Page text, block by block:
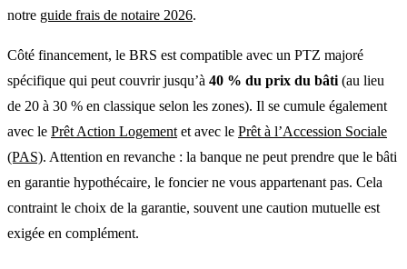
notre guide frais de notaire 2026.
Côté financement, le BRS est compatible avec un PTZ majoré
spécifique qui peut couvrir jusqu’à 40 % du prix du bâti (au lieu
de 20 à 30 % en classique selon les zones). Il se cumule également
avec le Prêt Action Logement et avec le Prêt à l’Accession Sociale
(PAS). Attention en revanche : la banque ne peut prendre que le bâti
en garantie hypothécaire, le foncier ne vous appartenant pas. Cela
contraint le choix de la garantie, souvent une caution mutuelle est
exigée en complément.